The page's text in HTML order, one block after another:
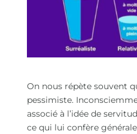
On nous répète souvent
pessimiste.
associé à l’idée de
ce qui lui confère